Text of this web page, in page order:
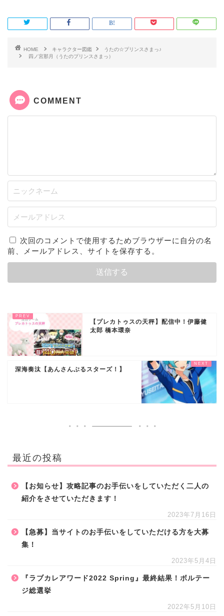
HOME キャラクター図鑑
うたの☆プリンスさまっ♪
四ノ宮那月（うたのプリンスさまっ）
COMMENT
次回のコメントで使用するためブラウザーに自分の名
前、メールアドレス、サイトを保存する。
【プレカトゥスの天秤】配信中！伊藤健
太郎 橋本環奈
深海奏汰【あんさんぶるスターズ！】
最近の投稿
【お知らせ】攻略記事のお手伝いをしていただく二人の
紹介をさせていただきます！
2023年7月16日
【急募】当サイトのお手伝いをしていただける方を大募
集！
2023年5月4日
『ラブカレアワード2022 Spring』最終結果！ボルテー
ジ総選挙
2022年5月10日